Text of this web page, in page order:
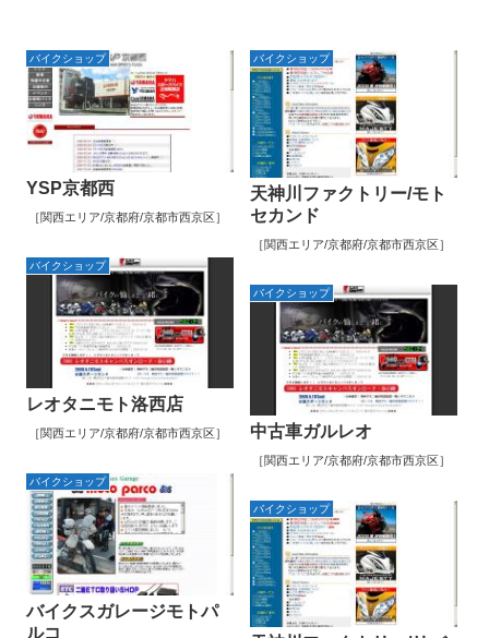
バイクショップ
YSP京都西
［関西エリア/京都府/京都市西京区］
バイクショップ
天神川ファクトリー/モト
セカンド
［関西エリア/京都府/京都市西京区］
バイクショップ
レオタニモト洛西店
［関西エリア/京都府/京都市西京区］
バイクショップ
中古車ガルレオ
［関西エリア/京都府/京都市西京区］
バイクショップ
バイクスガレージモトパ
ルコ
バイクショップ